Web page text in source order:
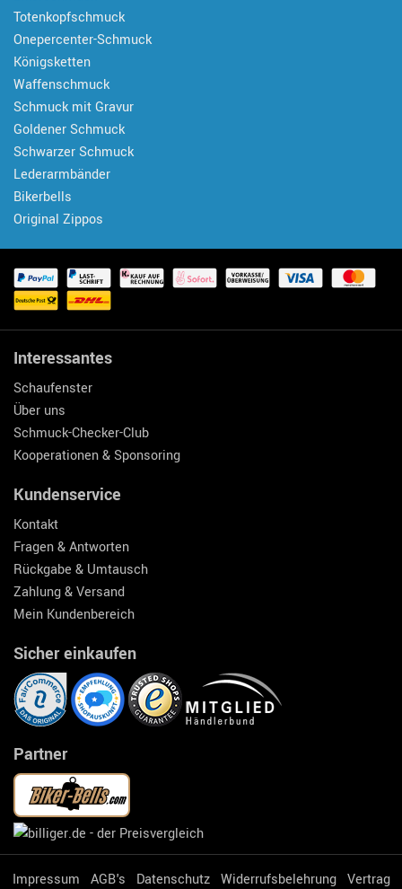
Totenkopfschmuck
Onepercenter-Schmuck
Königsketten
Waffenschmuck
Schmuck mit Gravur
Goldener Schmuck
Schwarzer Schmuck
Lederarmbänder
Bikerbells
Original Zippos
Interessantes
Schaufenster
Über uns
Schmuck-Checker-Club
Kooperationen & Sponsoring
Kundenservice
Kontakt
Fragen & Antworten
Rückgabe & Umtausch
Zahlung & Versand
Mein Kundenbereich
Sicher einkaufen
Partner
Impressum AGB's Datenschutz Widerrufsbelehrung Vertrag